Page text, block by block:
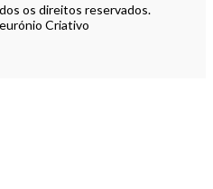
os direitos reservados.
Criativo